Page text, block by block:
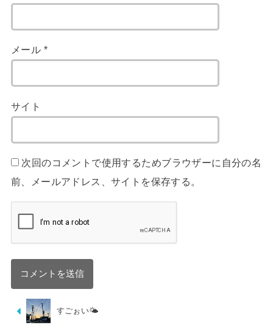
メール *
サイト
次回のコメントで使用するためブラウザーに自分の名
前、メールアドレス、サイトを保存する。
すごぉい🌤